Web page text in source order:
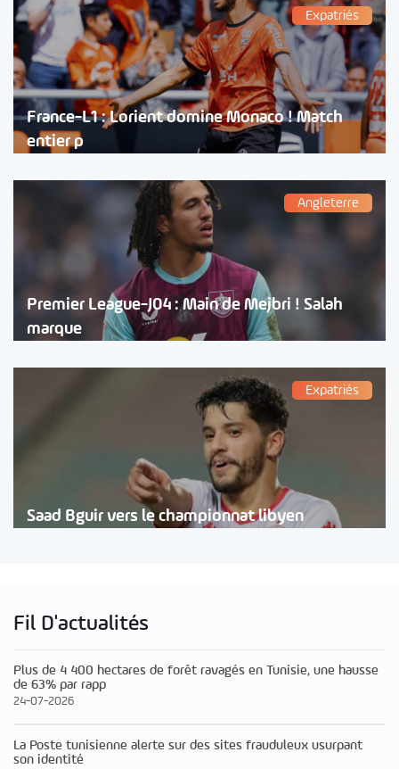
Expatriés
France-L1 : Lorient domine Monaco ! Match
entier p
Angleterre
Premier League-J04 : Main de Mejbri ! Salah
marque
Expatriés
Saad Bguir vers le championnat libyen
Fil D'actualités
Plus de 4 400 hectares de forêt ravagés en Tunisie, une hausse
de 63% par rapp
24-07-2026
La Poste tunisienne alerte sur des sites frauduleux usurpant
son identité